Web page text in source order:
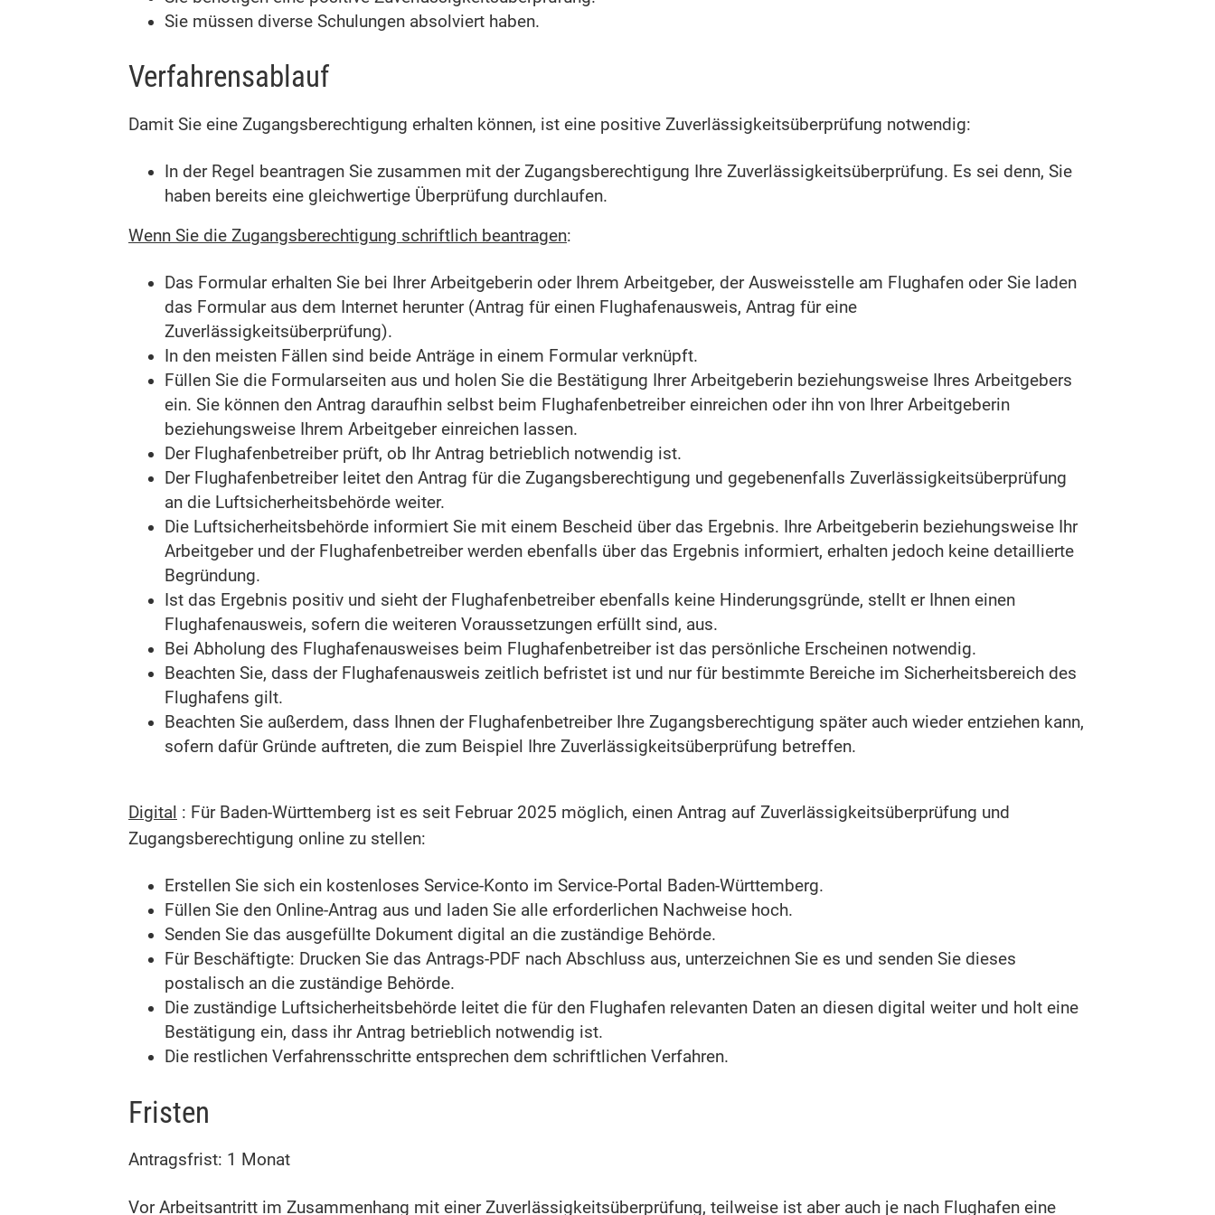
Sie müssen diverse Schulungen absolviert haben.
Verfahrensablauf
Damit Sie eine Zugangsberechtigung erhalten können, ist eine positive Zuverlässigkeitsüberprüfung notwendig:
In der Regel beantragen Sie zusammen mit der Zugangsberechtigung Ihre Zuverlässigkeitsüberprüfung. Es sei denn, Sie
haben bereits eine gleichwertige Überprüfung durchlaufen.
Wenn Sie die Zugangsberechtigung schriftlich beantragen:
Das Formular erhalten Sie bei Ihrer Arbeitgeberin oder Ihrem Arbeitgeber, der Ausweisstelle am Flughafen oder Sie laden
das Formular aus dem Internet herunter (Antrag für einen Flughafenausweis, Antrag für eine
Zuverlässigkeitsüberprüfung).
In den meisten Fällen sind beide Anträge in einem Formular verknüpft.
Füllen Sie die Formularseiten aus und holen Sie die Bestätigung Ihrer Arbeitgeberin beziehungsweise Ihres Arbeitgebers
ein. Sie können den Antrag daraufhin selbst beim Flughafenbetreiber einreichen oder ihn von Ihrer Arbeitgeberin
beziehungsweise Ihrem Arbeitgeber einreichen lassen.
Der Flughafenbetreiber prüft, ob Ihr Antrag betrieblich notwendig ist.
Der Flughafenbetreiber leitet den Antrag für die Zugangsberechtigung und gegebenenfalls Zuverlässigkeitsüberprüfung
an die Luftsicherheitsbehörde weiter.
Die Luftsicherheitsbehörde informiert Sie mit einem Bescheid über das Ergebnis. Ihre Arbeitgeberin beziehungsweise Ihr
Arbeitgeber und der Flughafenbetreiber werden ebenfalls über das Ergebnis informiert, erhalten jedoch keine detaillierte
Begründung.
Ist das Ergebnis positiv und sieht der Flughafenbetreiber ebenfalls keine Hinderungsgründe, stellt er Ihnen einen
Flughafenausweis, sofern die weiteren Voraussetzungen erfüllt sind, aus.
Bei Abholung des Flughafenausweises beim Flughafenbetreiber ist das persönliche Erscheinen notwendig.
Beachten Sie, dass der Flughafenausweis zeitlich befristet ist und nur für bestimmte Bereiche im Sicherheitsbereich des
Flughafens gilt.
Beachten Sie außerdem, dass Ihnen der Flughafenbetreiber Ihre Zugangsberechtigung später auch wieder entziehen kann,
sofern dafür Gründe auftreten, die zum Beispiel Ihre Zuverlässigkeitsüberprüfung betreffen.
Digital : Für Baden-Württemberg ist es seit Februar 2025 möglich, einen Antrag auf Zuverlässigkeitsüberprüfung und
Zugangsberechtigung online zu stellen:
Erstellen Sie sich ein kostenloses Service-Konto im Service-Portal Baden-Württemberg.
Füllen Sie den Online-Antrag aus und laden Sie alle erforderlichen Nachweise hoch.
Senden Sie das ausgefüllte Dokument digital an die zuständige Behörde.
Für Beschäftigte: Drucken Sie das Antrags-PDF nach Abschluss aus, unterzeichnen Sie es und senden Sie dieses
postalisch an die zuständige Behörde.
Die zuständige Luftsicherheitsbehörde leitet die für den Flughafen relevanten Daten an diesen digital weiter und holt eine
Bestätigung ein, dass ihr Antrag betrieblich notwendig ist.
Die restlichen Verfahrensschritte entsprechen dem schriftlichen Verfahren.
Fristen
Antragsfrist: 1 Monat
Vor Arbeitsantritt im Zusammenhang mit einer Zuverlässigkeitsüberprüfung, teilweise ist aber auch je nach Flughafen eine